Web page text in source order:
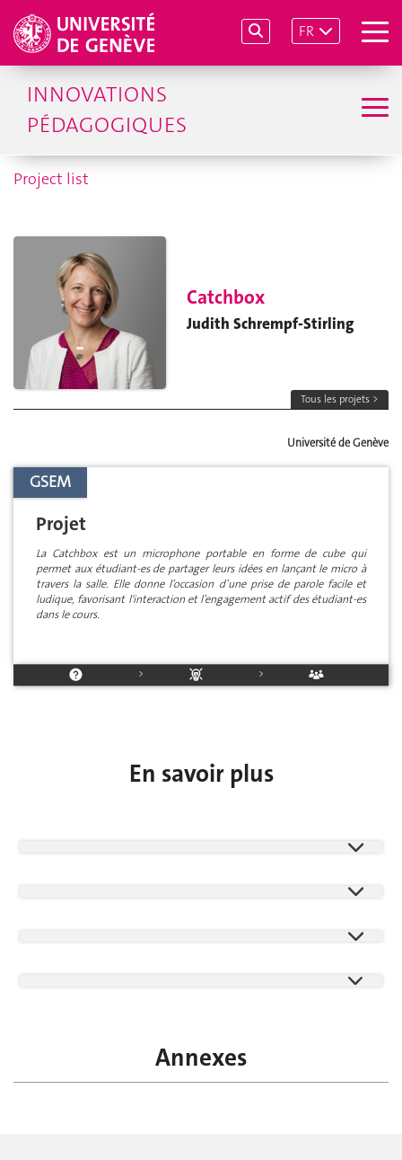
FR
INNOVATIONS
PÉDAGOGIQUES
Project list
Catchbox
Judith Schrempf-Stirling
Tous les projets >
Université de Genève
GSEM
Projet
La Catchbox est un microphone portable en forme de cube qui
permet aux étudiant-es de partager leurs idées en lançant le micro à
travers la salle. Elle donne l’occasion d’une prise de parole facile et
ludique, favorisant l'interaction et l’engagement actif des étudiant-es
dans le cours.
> >
En savoir plus
Annexes